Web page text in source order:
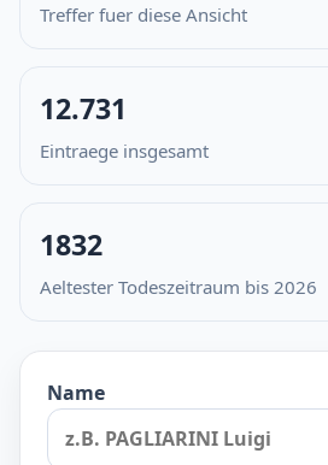
Treffer fuer diese Ansicht
12.731
Eintraege insgesamt
1832
Aeltester Todeszeitraum bis 2026
Name